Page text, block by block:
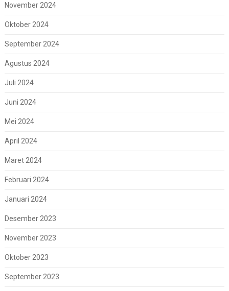
November 2024
Oktober 2024
September 2024
Agustus 2024
Juli 2024
Juni 2024
Mei 2024
April 2024
Maret 2024
Februari 2024
Januari 2024
Desember 2023
November 2023
Oktober 2023
September 2023